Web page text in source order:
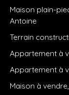
Maison plain-
Antoine
Terrain
Appartement à
Appartement à
Maison à